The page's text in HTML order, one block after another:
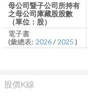
母公司暨子公司所持有
之母公司庫藏股股數
（單位：股）
電子書
(彙總表: 2026/ 2025 )
股價K線